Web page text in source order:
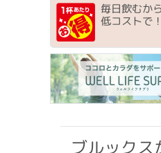
毎日飲むか
低コストで！
ブルックス